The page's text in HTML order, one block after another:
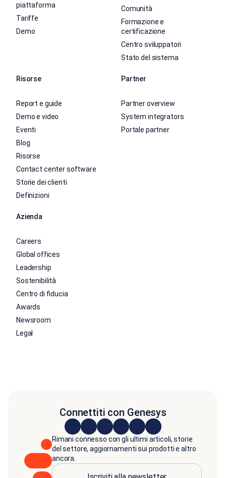
piattaforma
Tariffe
Demo
Comunità
Formazione e
certificazione
Centro sviluppatori
Stato del sistema
Risorse
Report e guide
Demo e video
Eventi
Blog
Risorse
Contact center software
Storie dei clienti
Definizioni
Partner
Partner overview
System integrators
Portale partner
Azienda
Careers
Global offices
Leadership
Sostenibilità
Centro di fiducia
Awards
Newsroom
Legal
Connettiti con Genesys
Rimani connesso con gli ultimi articoli, storie
del settore, aggiornamenti sui prodotti e altro
ancora.